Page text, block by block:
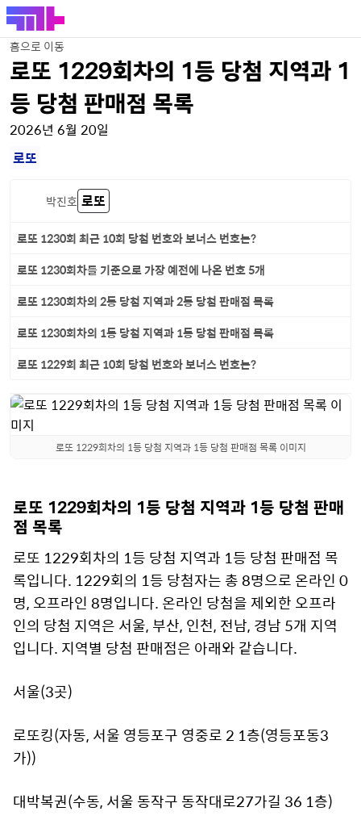
홈으로 이동
로또 1229회차의 1등 당첨 지역과 1
등 당첨 판매점 목록
2026년 6월 20일
로또
박진호 로또
로또 1230회 최근 10회 당첨 번호와 보너스 번호는?
로또 1230회차를 기준으로 가장 예전에 나온 번호 5개
로또 1230회차의 2등 당첨 지역과 2등 당첨 판매점 목록
로또 1230회차의 1등 당첨 지역과 1등 당첨 판매점 목록
로또 1229회 최근 10회 당첨 번호와 보너스 번호는?
로또 1229회차의 1등 당첨 지역과 1등 당첨 판매점 목록 이미지
로또 1229회차의 1등 당첨 지역과 1등 당첨 판매
점 목록
로또 1229회차의 1등 당첨 지역과 1등 당첨 판매점 목
록입니다. 1229회의 1등 당첨자는 총 8명으로 온라인 0
명, 오프라인 8명입니다. 온라인 당첨을 제외한 오프라
인의 당첨 지역은 서울, 부산, 인천, 전남, 경남 5개 지역
입니다. 지역별 당첨 판매점은 아래와 같습니다.
서울(3곳)
로또킹(자동, 서울 영등포구 영중로 2 1층(영등포동3
가))
대박복권(수동, 서울 동작구 동작대로27가길 36 1층)